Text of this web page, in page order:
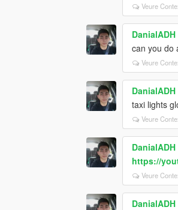
Veure
DanialADH
can you do
Veure
DanialADH
taxi lights
Veure
DanialADH
https://
Veure
DanialADH